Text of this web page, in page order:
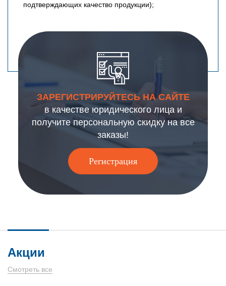
подтверждающих качество продукции);
ЗАРЕГИСТРИРУЙТЕСЬ НА САЙТЕ
в качестве юридического лица и
получите персональную скидку на все
заказы!
Регистрация
Акции
Смотреть все